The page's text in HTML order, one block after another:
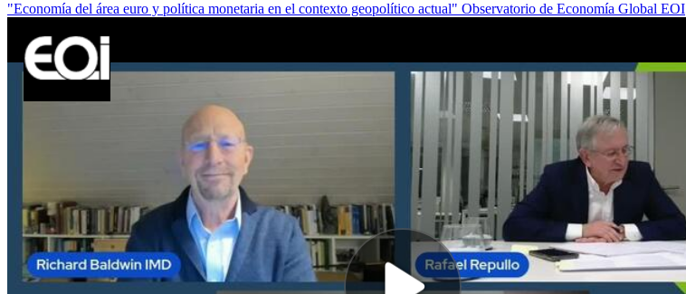
"Economía del área euro y política monetaria en el contexto geopolítico actual" Observatorio de Economía Global EOI